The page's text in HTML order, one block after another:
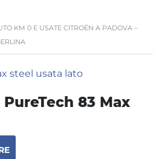
KM 0 E USATE CITROËN A PADOVA –
PureTech 83 Max